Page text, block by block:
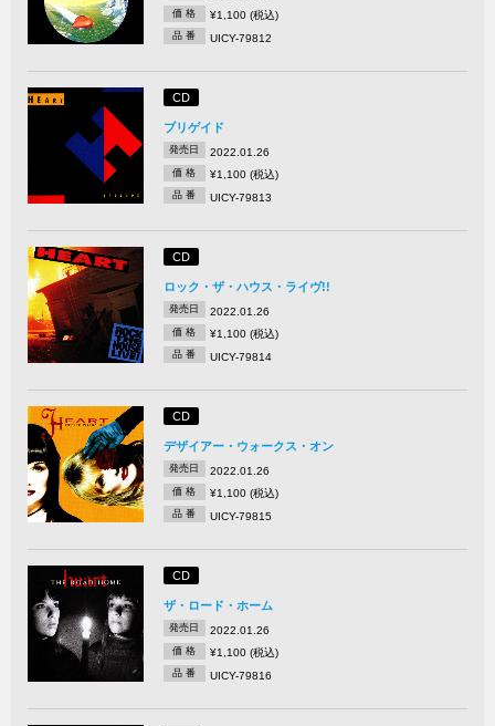
価 格 ¥1,100 (税込)
品 番 UICY-79812
CD
ブリゲイド
発売日 2022.01.26
価 格 ¥1,100 (税込)
品 番 UICY-79813
CD
ロック・ザ・ハウス・ライヴ!!
発売日 2022.01.26
価 格 ¥1,100 (税込)
品 番 UICY-79814
CD
デザイアー・ウォークス・オン
発売日 2022.01.26
価 格 ¥1,100 (税込)
品 番 UICY-79815
CD
ザ・ロード・ホーム
発売日 2022.01.26
価 格 ¥1,100 (税込)
品 番 UICY-79816